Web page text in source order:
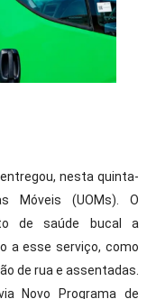
nesta quinta-
Móveis (UOMs). O
de saúde bucal a
a esse serviço, como
de rua e assentadas.
Novo Programa de